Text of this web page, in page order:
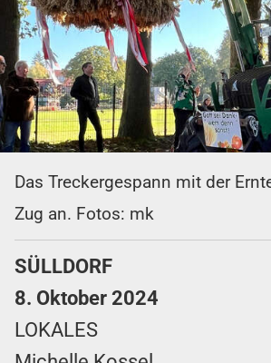
Das Treckergespann mit der
Zug an. Fotos: mk
SÜLLDORF
8. Oktober 2024
LOKALES